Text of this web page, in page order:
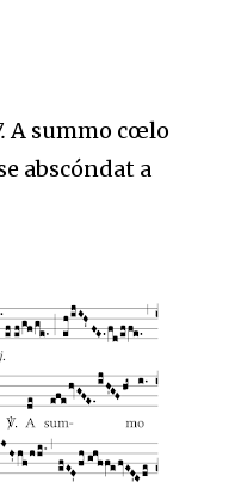
A summo cœlo
abscóndat a